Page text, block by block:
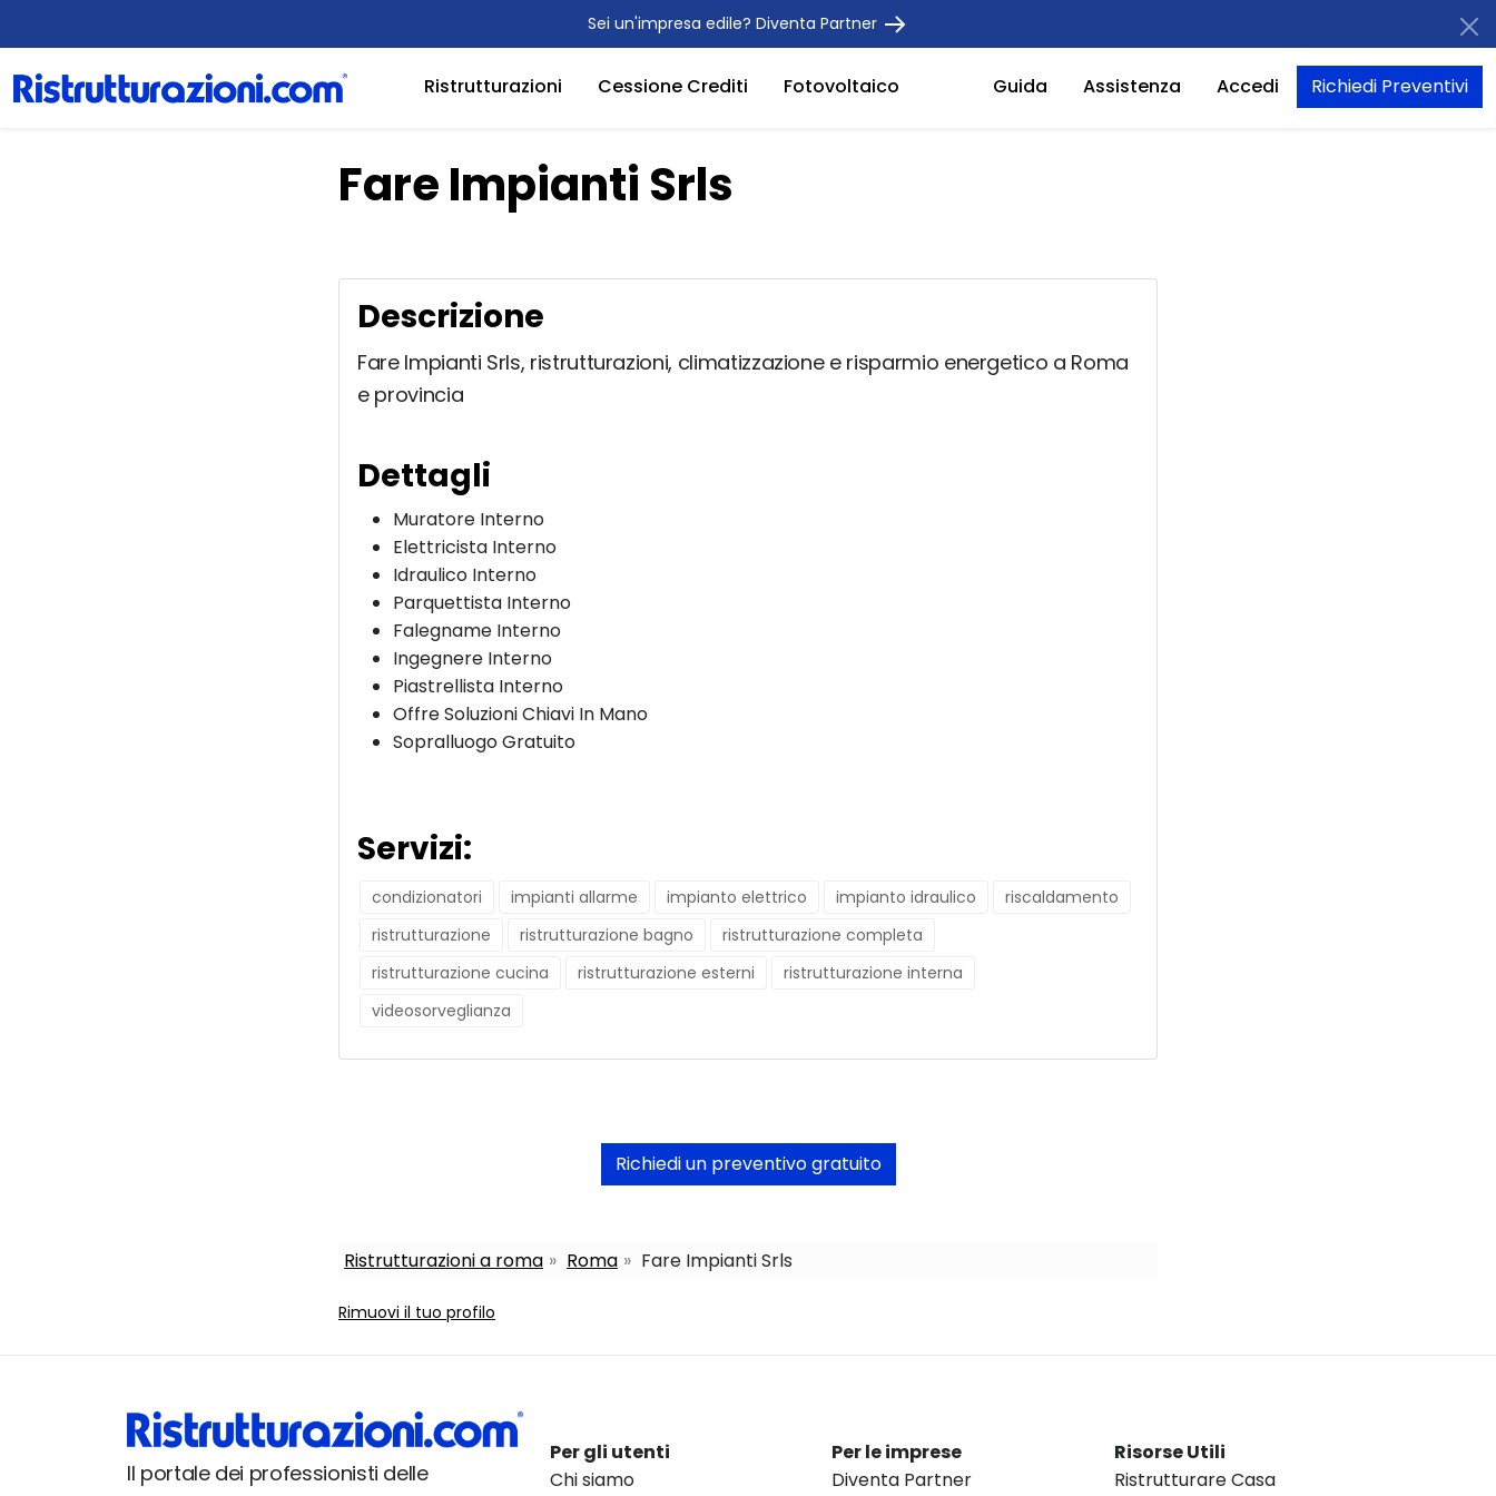
Sei un'impresa edile? Diventa Partner
Ristrutturazioni Cessione Crediti Fotovoltaico Guida Assistenza Accedi Richiedi Preventivi
Fare Impianti Srls
Descrizione
Fare Impianti Srls, ristrutturazioni, climatizzazione e risparmio energetico a Roma
e provincia
Dettagli
Muratore Interno
Elettricista Interno
Idraulico Interno
Parquettista Interno
Falegname Interno
Ingegnere Interno
Piastrellista Interno
Offre Soluzioni Chiavi In Mano
Sopralluogo Gratuito
Servizi:
condizionatori impianti allarme impianto elettrico impianto idraulico
riscaldamento
ristrutturazione
ristrutturazione bagno
ristrutturazione completa
ristrutturazione cucina
ristrutturazione esterni
ristrutturazione interna
videosorveglianza
Richiedi un preventivo gratuito
Ristrutturazioni a roma Roma Fare Impianti Srls
Rimuovi il tuo profilo
Il portale dei professionisti delle
Per gli utenti
Chi siamo
Per le imprese
Diventa Partner
Risorse Utili
Ristrutturare Casa